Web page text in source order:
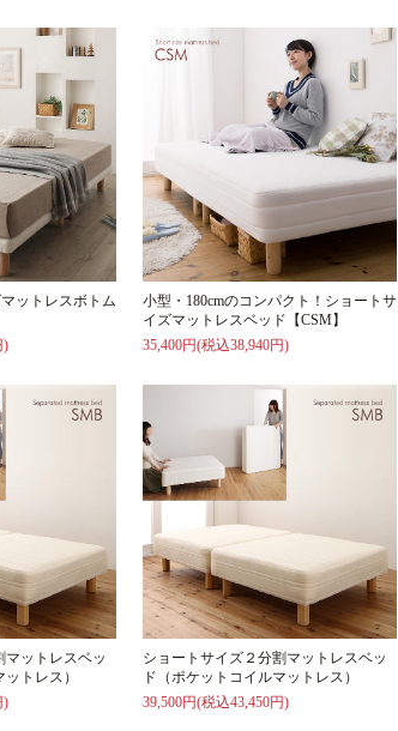
ットレスボトム
)
小型・180cmのコンパクト！ショートサ
イズマットレスベッド【CSM】
35,400円(税込38,940円)
マットレスベッ
トレス）
)
ショートサイズ２分割マットレスベッ
ド（ポケットコイルマットレス）
39,500円(税込43,450円)